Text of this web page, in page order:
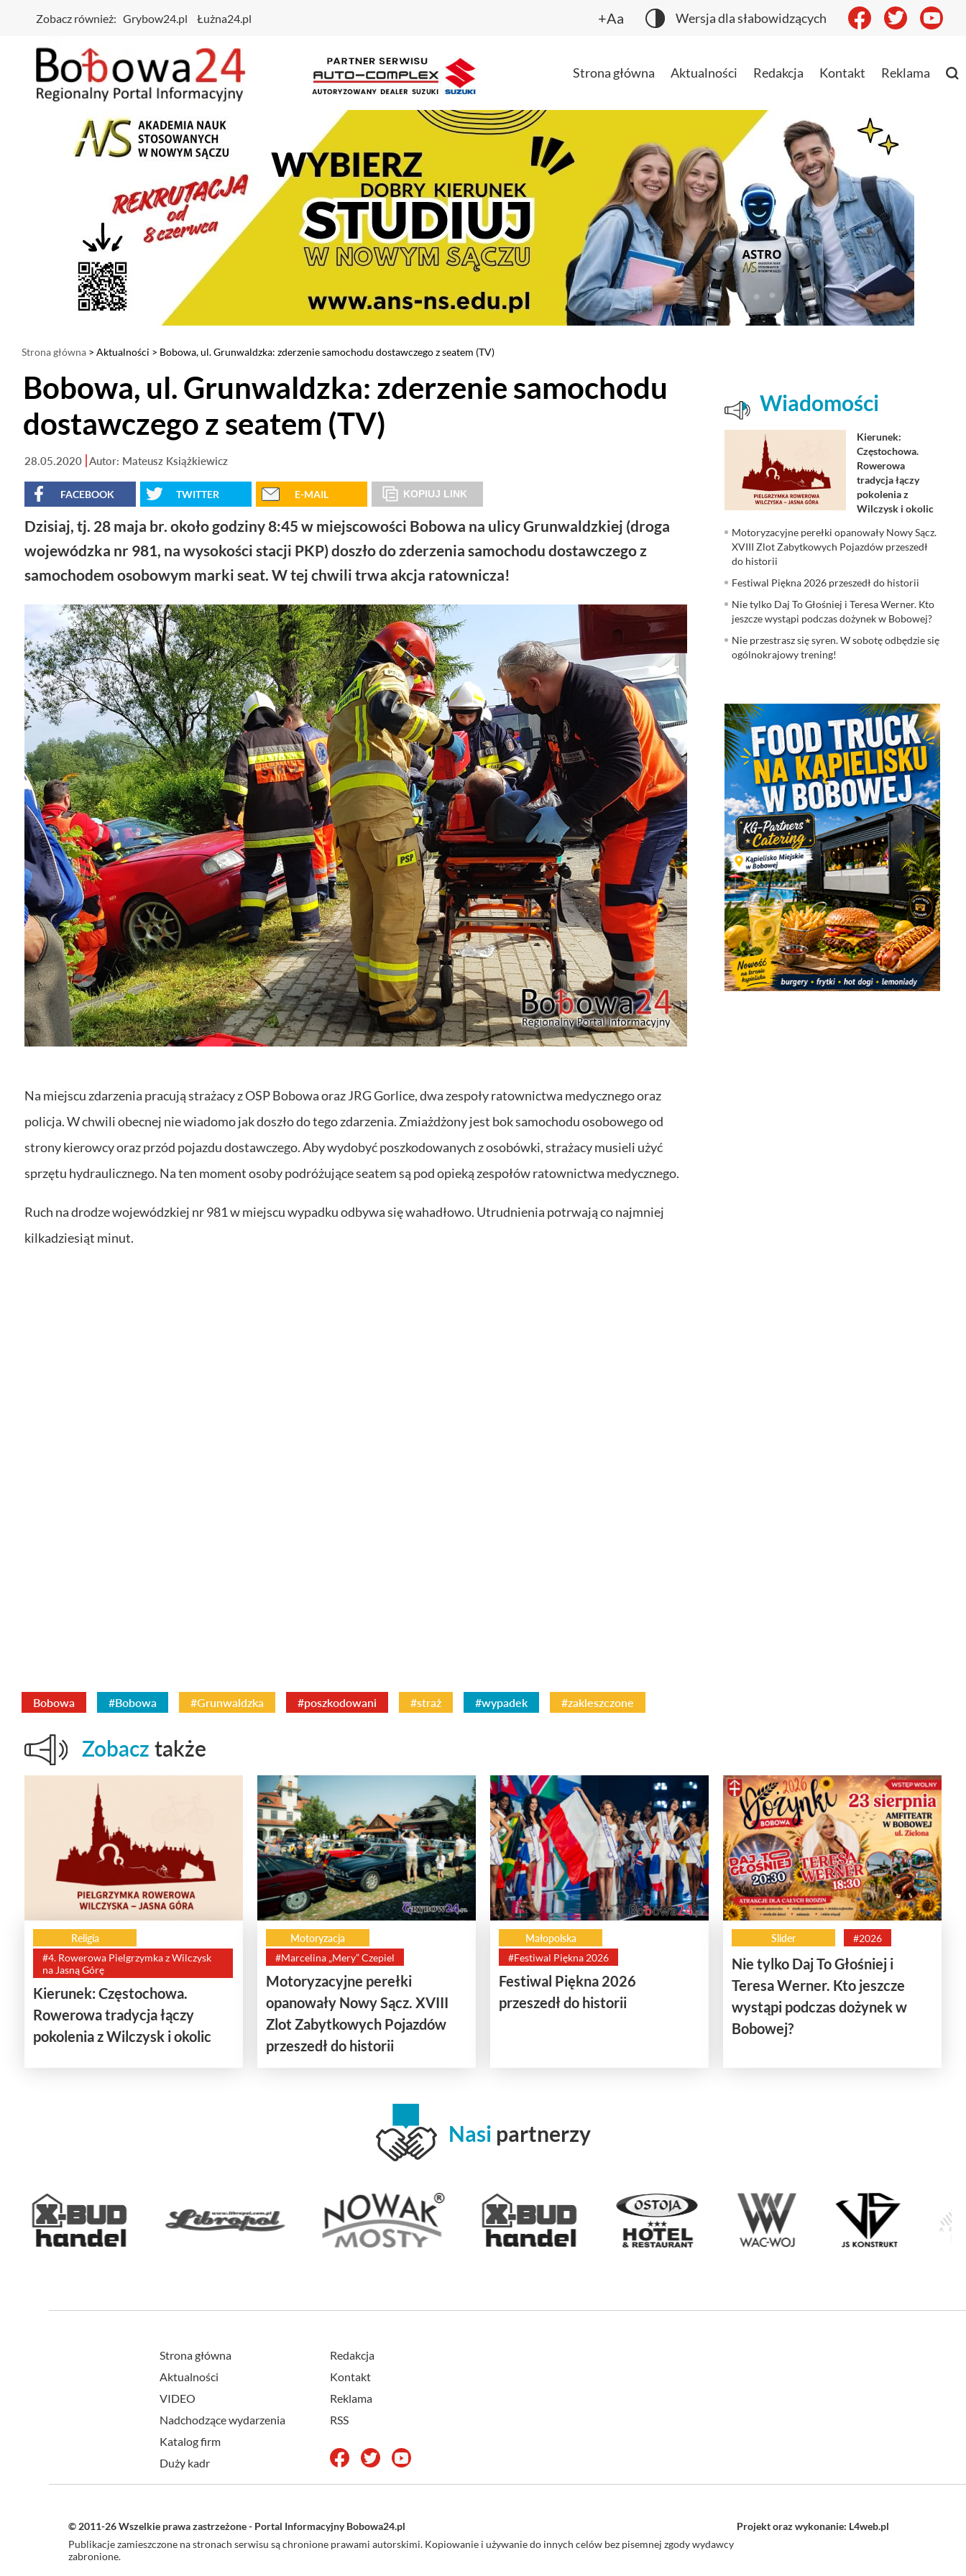
Zobacz również: Grybow24.pl Łużna24.pl +Aa Wersja dla słabowidzących
Strona główna Aktualności Redakcja Kontakt Reklama
Strona główna > Aktualności > Bobowa, ul. Grunwaldzka: zderzenie samochodu dostawczego z seatem (TV)
Bobowa, ul. Grunwaldzka: zderzenie samochodu
dostawczego z seatem (TV)
28.05.2020 Autor: Mateusz Książkiewicz
FACEBOOK TWITTER E-MAIL KOPIUJ LINK
Dzisiaj, tj. 28 maja br. około godziny 8:45 w miejscowości Bobowa na ulicy Grunwaldzkiej (droga
wojewódzka nr 981, na wysokości stacji PKP) doszło do zderzenia samochodu dostawczego z
samochodem osobowym marki seat. W tej chwili trwa akcja ratownicza!
Na miejscu zdarzenia pracują strażacy z OSP Bobowa oraz JRG Gorlice, dwa zespoły ratownictwa medycznego oraz
policja. W chwili obecnej nie wiadomo jak doszło do tego zdarzenia. Zmiażdżony jest bok samochodu osobowego od
strony kierowcy oraz przód pojazdu dostawczego. Aby wydobyć poszkodowanych z osobówki, strażacy musieli użyć
sprzętu hydraulicznego. Na ten moment osoby podróżujące seatem są pod opieką zespołów ratownictwa medycznego.
Ruch na drodze wojewódzkiej nr 981 w miejscu wypadku odbywa się wahadłowo. Utrudnienia potrwają co najmniej
kilkadziesiąt minut.
Wiadomości
Kierunek:
Częstochowa.
Rowerowa
tradycja łączy
pokolenia z
Wilczysk i okolic
Motoryzacyjne perełki opanowały Nowy Sącz.
XVIII Zlot Zabytkowych Pojazdów przeszedł
do historii
Festiwal Piękna 2026 przeszedł do historii
Nie tylko Daj To Głośniej i Teresa Werner. Kto
jeszcze wystąpi podczas dożynek w Bobowej?
Nie przestrasz się syren. W sobotę odbędzie się
ogólnokrajowy trening!
Bobowa #Bobowa #Grunwaldzka #poszkodowani #straż #wypadek #zakleszczone
Zobacz także
Religia
#4. Rowerowa Pielgrzymka z Wilczysk
na Jasną Górę
Kierunek: Częstochowa.
Rowerowa tradycja łączy
pokolenia z Wilczysk i okolic
Motoryzacja
#Marcelina „Mery” Czepiel
Motoryzacyjne perełki
opanowały Nowy Sącz. XVIII
Zlot Zabytkowych Pojazdów
przeszedł do historii
Małopolska
#Festiwal Piękna 2026
Festiwal Piękna 2026
przeszedł do historii
Slider #2026
Nie tylko Daj To Głośniej i
Teresa Werner. Kto jeszcze
wystąpi podczas dożynek w
Bobowej?
Nasi partnerzy
Strona główna
Aktualności
VIDEO
Nadchodzące wydarzenia
Katalog firm
Duży kadr
Redakcja
Kontakt
Reklama
RSS
© 2011-26 Wszelkie prawa zastrzeżone - Portal Informacyjny Bobowa24.pl
Publikacje zamieszczone na stronach serwisu są chronione prawami autorskimi. Kopiowanie i używanie do innych celów bez pisemnej zgody wydawcy
zabronione.
Projekt oraz wykonanie: L4web.pl